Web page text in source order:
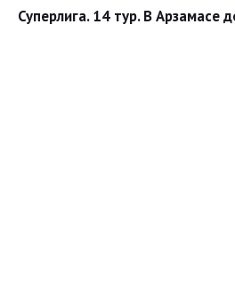
Суперлига. 14 тур. В